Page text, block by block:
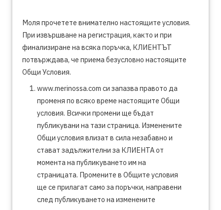
Моля прочетете внимателно настоящите условия.
При извършване на регистрация, както и при
финализиране на всяка поръчка, КЛИЕНТЪТ
потвърждава, че приема безусловно настоящите
Общи Условия.
www.merinossa.com си запазва правото да
променя по всяко време настоящите Общи
условия. Всички промени ще бъдат
публикувани на тази страница. Изменените
Общи условия влизат в сила незабавно и
стават задължителни за КЛИЕНТА от
момента на публикуването им на
страницата. Промените в Общите условия
ще се прилагат само за поръчки, направени
след публикуването на изменените